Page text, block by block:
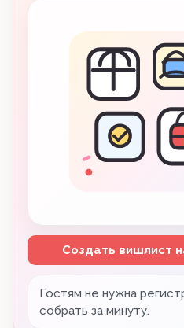
Создать вишлист
Гостям не нужна
собрать за минуту.